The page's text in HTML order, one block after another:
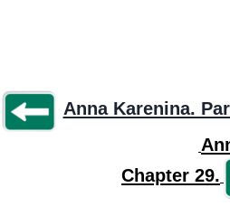
Anna Karenina.
Chapter 29.